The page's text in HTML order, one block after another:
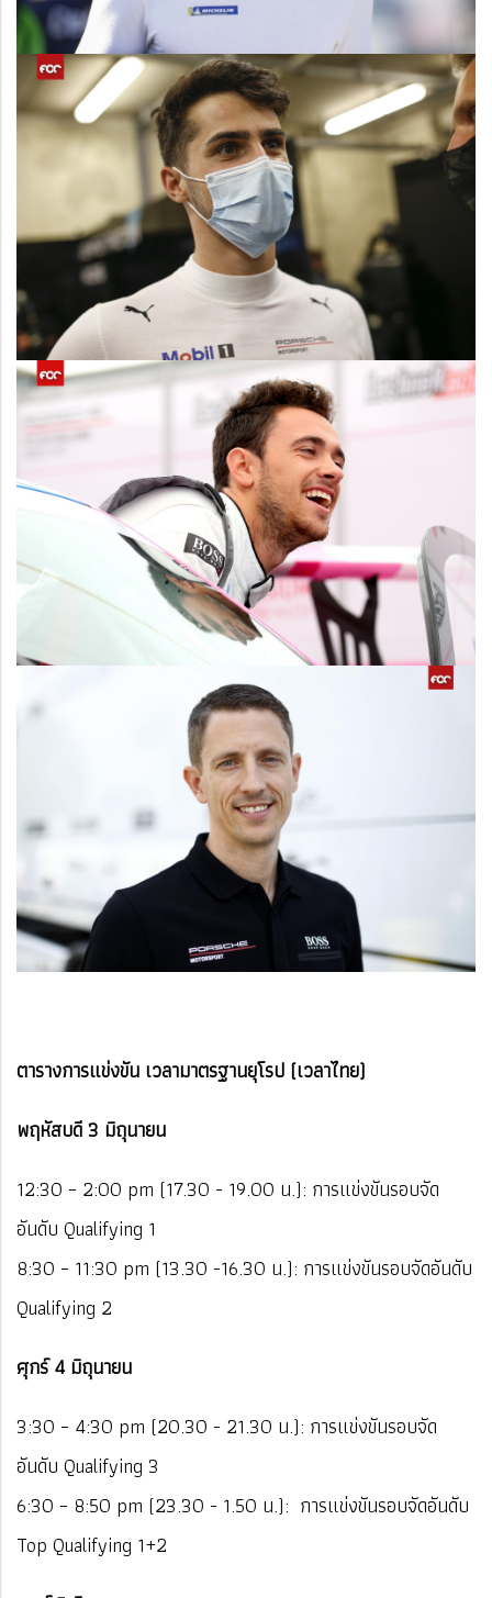
ตารางการแข่งขัน เวลามาตรฐานยุโรป (เวลาไทย)
พฤหัสบดี 3 มิถุนายน
12:30 – 2:00 pm (17.30 - 19.00 น.): การแข่งขันรอบจัด
อันดับ Qualifying 1
8:30 – 11:30 pm (13.30 -16.30 น.): การแข่งขันรอบจัดอันดับ
Qualifying 2
ศุกร์ 4 มิถุนายน
3:30 – 4:30 pm (20.30 - 21.30 น.): การแข่งขันรอบจัด
อันดับ Qualifying 3
6:30 – 8:50 pm (23.30 - 1.50 น.): การแข่งขันรอบจัดอันดับ
Top Qualifying 1+2